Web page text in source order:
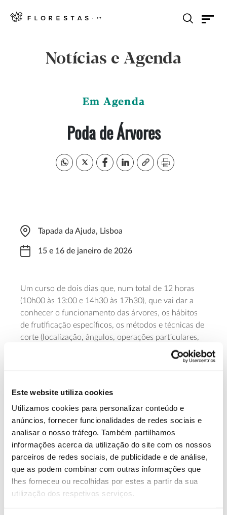
Este website utiliza cookies
Utilizamos cookies para personalizar conteúdo e
anúncios, fornecer funcionalidades de redes sociais e
analisar o nosso tráfego. Também partilhamos
informações acerca da utilização do site com os nossos
parceiros de redes sociais, de publicidade e de análise,
que as podem combinar com outras informações que
lhes forneceu ou recolhidas por estes a partir da sua
utilização dos respetivos serviços.
Notícias e Agenda
Em Agenda
Poda de Árvores
Tapada da Ajuda, Lisboa
15 e 16 de janeiro de 2026
Um curso de dois dias que, num total de 12 horas
(10h00 às 13:00 e 14h30 às 17h30), que vai dar a
conhecer o funcionamento das árvores, os hábitos
de frutificação específicos, os métodos e técnicas de
corte (localização, ângulos, operações particulares,
etc.) e os tipos de poda de árvores de fruto. A
vertente prática decorre na Tapada da Ajuda. A
iniciativa é da Associação dos Amigos do Jardim
Coimbra.
Saber mais
13.07.2026
Genoma do priolo e de outras espécies em risco:
conhecer para conservar